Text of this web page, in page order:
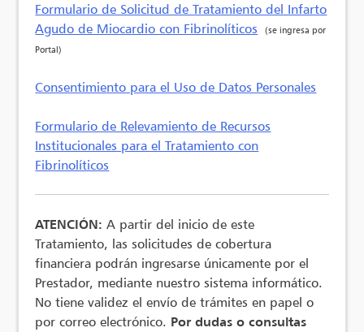
Formulario de Solicitud de Tratamiento del Infarto
Agudo de Miocardio con Fibrinolíticos
(se ingresa por
Portal)
Consentimiento para el Uso de Datos Personales
Formulario de Relevamiento de Recursos
Institucionales para el Tratamiento con
Fibrinolíticos
ATENCIÓN: A partir del inicio de este
Tratamiento, las solicitudes de cobertura
financiera podrán ingresarse únicamente por el
Prestador, mediante nuestro sistema informático.
No tiene validez el envío de trámites en papel o
por correo electrónico. Por dudas o consultas